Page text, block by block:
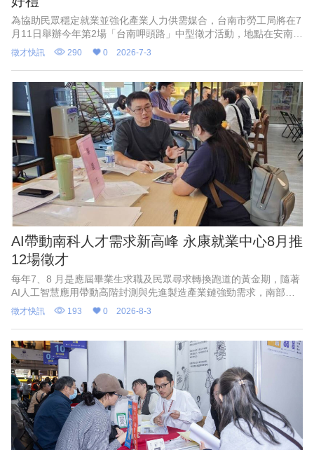
為協助民眾穩定就業並強化產業人力供需媒合，台南市勞工局將在7
月11日舉辦今年第2場「台南呷頭路」中型徵才活動，地點在安南區
經濟部南台灣創新園區，有超過20家廠商提供逾1000個職缺，歡迎
求職者參加。第
徵才快訊 290 0 2026-7-3
AI帶動南科人才需求新高峰 永康就業中心8月推
12場徵才
每年7、8 月是應屆畢業生求職及民眾尋求轉換跑道的黃金期，隨著
AI人工智慧應用帶動高階封測與先進製造產業鏈強勁需求，南部科
學園區產能持續擴充，周邊供應鏈也出現龐大人力，勞動部勞動力
發展署雲嘉南分署永康
徵才快訊 193 0 2026-8-3